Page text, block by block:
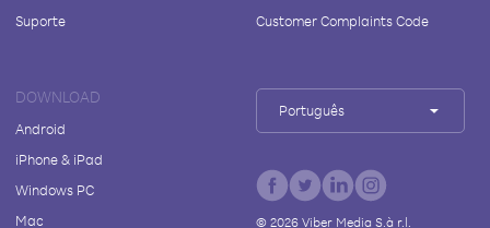
Suporte
Customer Complaints Code
DOWNLOAD
Android
iPhone & iPad
Windows PC
Mac
Português
© 2026Viber Media S.à r.l.